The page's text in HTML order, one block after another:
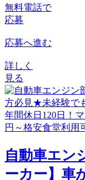
無料電話で
応募
応募へ進む
詳しく
見る
自動車エン
ーカー】車